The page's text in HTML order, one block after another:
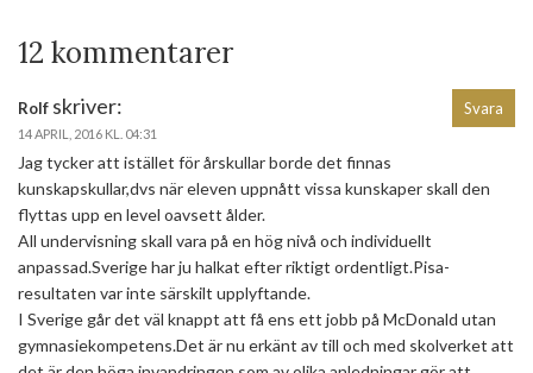
12 kommentarer
Rolf skriver:
14 APRIL, 2016 KL. 04:31
Jag tycker att istället för årskullar borde det finnas
kunskapskullar,dvs när eleven uppnått vissa kunskaper skall den
flyttas upp en level oavsett ålder.
All undervisning skall vara på en hög nivå och individuellt
anpassad.Sverige har ju halkat efter riktigt ordentligt.Pisa-
resultaten var inte särskilt upplyftande.
I Sverige går det väl knappt att få ens ett jobb på McDonald utan
gymnasiekompetens.Det är nu erkänt av till och med skolverket att
Svara